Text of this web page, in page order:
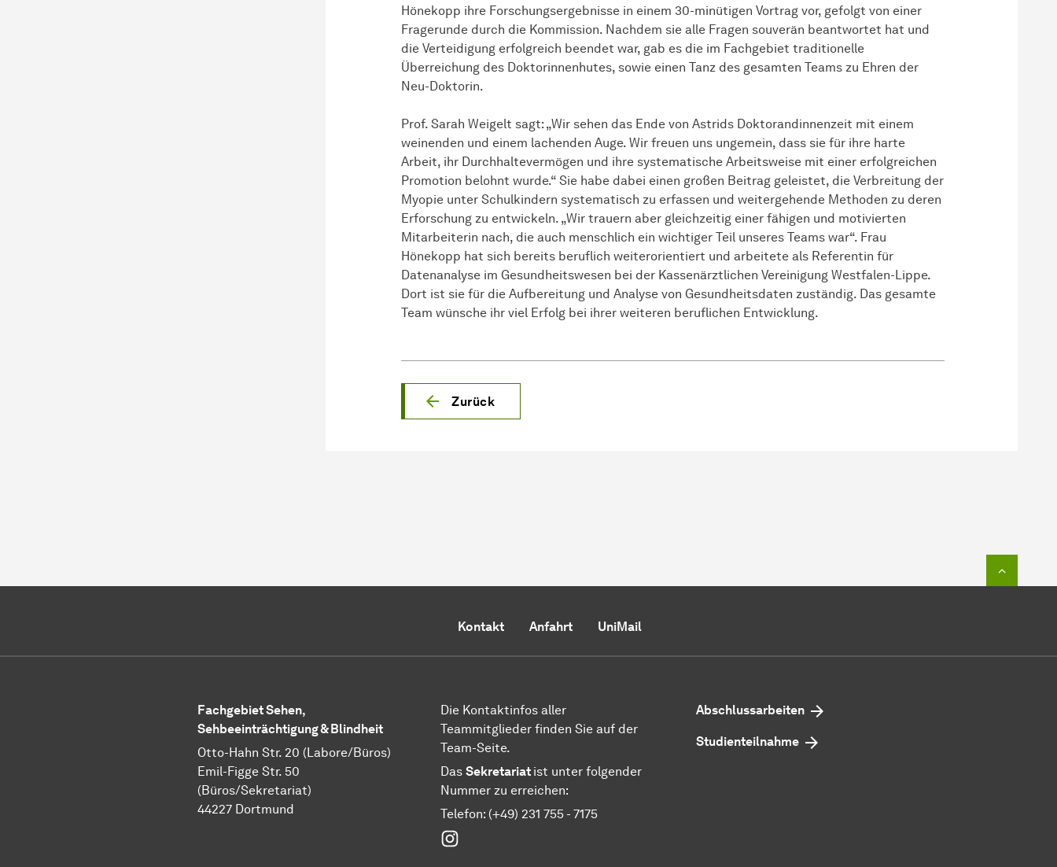
Hönekopp ihre Forschungsergebnisse in einem 30-minütigen Vortrag vor, gefolgt von einer
Fragerunde durch die Kommission. Nachdem sie alle Fragen souverän beantwortet hat und
die Verteidigung erfolgreich beendet war, gab es die im Fachgebiet traditionelle
Überreichung des Doktorinnenhutes, sowie einen Tanz des gesamten Teams zu Ehren der
Neu-Doktorin.
Prof. Sarah Weigelt sagt: „Wir sehen das Ende von Astrids Doktorandinnenzeit mit einem
weinenden und einem lachenden Auge. Wir freuen uns ungemein, dass sie für ihre harte
Arbeit, ihr Durchhaltevermögen und ihre systematische Arbeitsweise mit einer erfolgreichen
Promotion belohnt wurde.“ Sie habe dabei einen großen Beitrag geleistet, die Verbreitung der
Myopie unter Schulkindern systematisch zu erfassen und weitergehende Methoden zu deren
Erforschung zu entwickeln. „Wir trauern aber gleichzeitig einer fähigen und motivierten
Mitarbeiterin nach, die auch menschlich ein wichtiger Teil unseres Teams war“. Frau
Hönekopp hat sich bereits beruflich weiterorientiert und arbeitete als Referentin für
Datenanalyse im Gesundheitswesen bei der Kassenärztlichen Vereinigung Westfalen-Lippe.
Dort ist sie für die Aufbereitung und Analyse von Gesundheitsdaten zuständig. Das gesamte
Team wünsche ihr viel Erfolg bei ihrer weiteren beruflichen Entwicklung.
Zurück
Kontakt Anfahrt UniMail
Fachgebiet Sehen,
Sehbeeinträchtigung & Blindheit
Otto-Hahn Str. 20 (Labore/Büros)
Emil-Figge Str. 50
(Büros/Sekretariat)
44227 Dortmund
Die Kontaktinfos aller
Teammitglieder finden Sie auf der
Team-Seite.
Das Sekretariat ist unter folgender
Nummer zu erreichen:
Telefon: (+49) 231 755 - 7175
Abschlussarbeiten
Studienteilnahme